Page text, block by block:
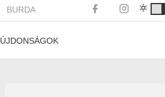
BURDA
ÚJDONSÁGOK